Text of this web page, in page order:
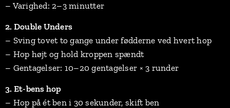
– Varighed: 2–3 minutter
2. Double Unders
– Sving tovet to gange under fødderne ved hvert hop
– Hop højt og hold kroppen spændt
– Gentagelser: 10–20 gentagelser × 3 runder
3. Et-bens hop
– Hop på ét ben i 30 sekunder, skift ben